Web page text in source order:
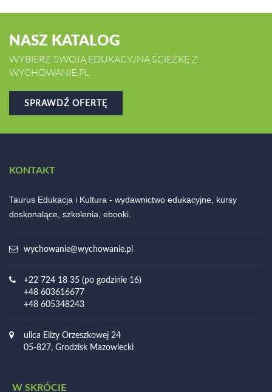
NASZ KATALOG
WYBIERZ SWOJĄ EDUKACYJNĄ ŚCIEŻKĘ Z
WYCHOWANIE.PL
SPRAWDŹ OFERTĘ
KONTAKT
Taurus Edukacja i Kultura - wydawnictwo edukacyjne, kursy
doskonalące, szkolenia, ebooki.
wychowanie@wychowanie.pl
+22 724 18 35 (po godzinie 16)
+48 603616677
+48 605348243
ulica Elizy Orzeszkowej 24
05-827, Grodzisk Mazowiecki
W SKRÓCIE